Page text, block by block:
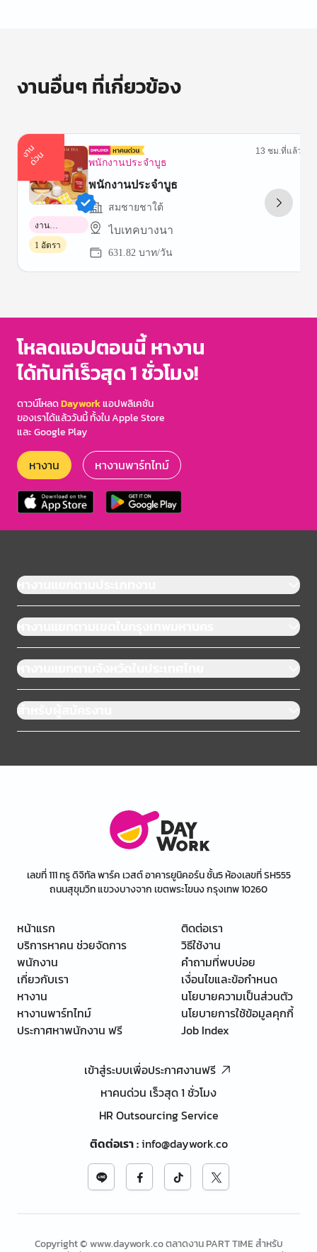
งานอื่นๆ ที่เกี่ยวข้อง
ง
า
น
ด่
ว
น พนักงานประจำบูธ
13 ชม.ที่แล้ว
พนักงานประจำบูธ
สมชายชาใต้
ไบเทคบางนา
631.82 บาท/วัน
งาน
พาร์ทไทม์
1 อัตรา
of
โหลดแอปตอนนี้ หางาน
ได้ทันทีเร็วสุด 1 ชั่วโมง!
ดาวน์โหลดDayworkแอปพลิเคชัน
ของเราได้แล้ววันนี้ ทั้งใน Apple Store
และ Google Play
หางาน หางานพาร์ทไทม์
หางานแยกตามประเภทงาน
หางานแยกตามเขตในกรุงเทพมหานคร
หางานแยกตามจังหวัดในประเทศไทย
สำหรับผู้สมัครงาน
เลขที่ 111 ทรู ดิจิทัล พาร์ค เวสต์ อาคารยูนิคอร์น ชั้น5 ห้องเลขที่ SH555
ถนนสุขุมวิท แขวงบางจาก เขตพระโขนง กรุงเทพ 10260
หน้าแรก
บริการหาคน ช่วยจัดการ
พนักงาน
เกี่ยวกับเรา
หางาน
หางานพาร์ทไทม์
ประกาศหาพนักงาน ฟรี
ติดต่อเรา
วิธีใช้งาน
คำถามที่พบบ่อย
เงื่อนไขและข้อกำหนด
นโยบายความเป็นส่วนตัว
นโยบายการใช้ข้อมูลคุกกี้
Job Index
เข้าสู่ระบบเพื่อประกาศงานฟรี
หาคนด่วน เร็วสุด 1 ชั่วโมง
HR Outsourcing Service
ติดต่อเรา:info@daywork.co
Copyright © www.daywork.co ตลาดงาน PART TIME สำหรับ